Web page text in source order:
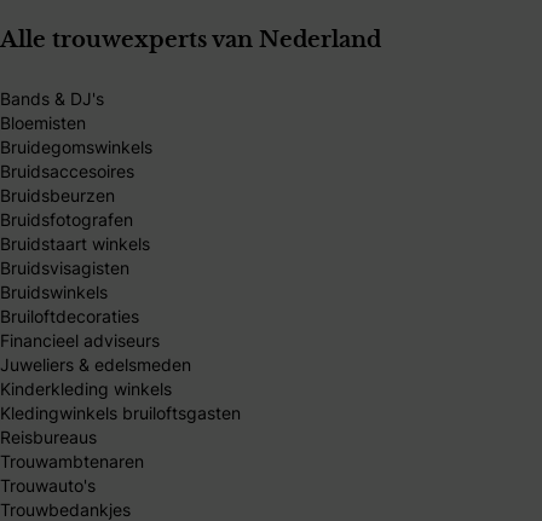
Alle trouwexperts van Nederland
Bands & DJ's
Bloemisten
Bruidegomswinkels
Bruidsaccesoires
Bruidsbeurzen
Bruidsfotografen
Bruidstaart winkels
Bruidsvisagisten
Bruidswinkels
Bruiloftdecoraties
Financieel adviseurs
Juweliers & edelsmeden
Kinderkleding winkels
Kledingwinkels bruiloftsgasten
Reisbureaus
Trouwambtenaren
Trouwauto's
Trouwbedankjes